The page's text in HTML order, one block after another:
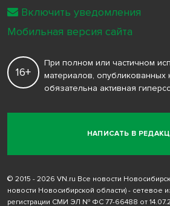
НАПИСАТЬ В
16+
При полном или частичном
материалов, опубликованных
обязательна активная
© 2015 - 2026 VN.ru Все новости
новости Новосибирской области) - сетевое
регистрации СМИ ЭЛ № ФС 77-66488 от
Включить уведомления
Мобильная версия сайта